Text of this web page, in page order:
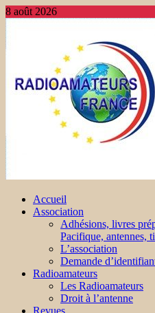
8 août 2026
Accueil
Association
Adhésions, livres
Pacifique, antennes,
L’association
Demande
Radioamateurs
Les Radioamateurs
Droit à l’antenne
Revues